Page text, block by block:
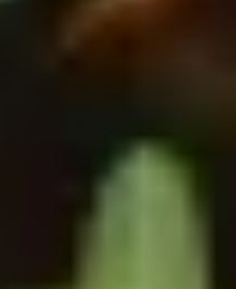
einer exotischen
bei uns wirst du fündig.
perfekt als Begleitung zu
und verleihen
Note.
– Gepp’s